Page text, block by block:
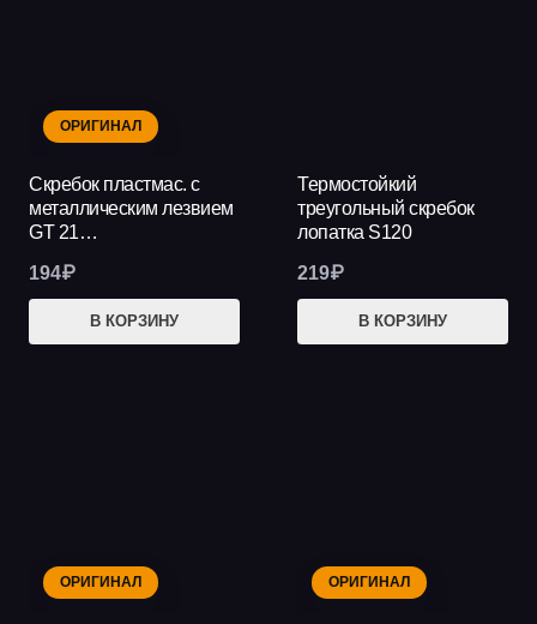
ОРИГИНАЛ
Скребок пластмас. с
металлическим лезвием
GT 21…
194₽
В КОРЗИНУ
Термостойкий
треугольный скребок
лопатка S120
219₽
В КОРЗИНУ
ОРИГИНАЛ ОРИГИНАЛ